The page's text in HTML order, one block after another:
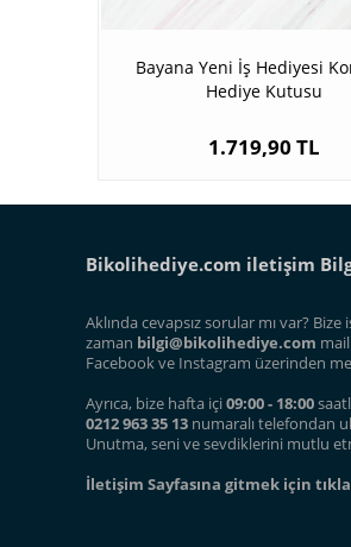
Bayana Yeni İş Hediyesi
Hediye Kutusu
1.719,90 TL
Bikolihediye.com iletişim
Aklında cevapsız sorular mı var? Bize
zaman bilgi@bikolihediye.com
Facebook ve Instagram üzerinden
Ayrıca, bize hafta içi09:00 - 18:00
0212 963 35 13 numaralı telefondan
Unutma, seni ve sevdiklerini mutlu
İletişim Sayfasına gitmek için